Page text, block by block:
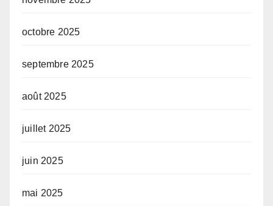
octobre 2025
septembre 2025
août 2025
juillet 2025
juin 2025
mai 2025